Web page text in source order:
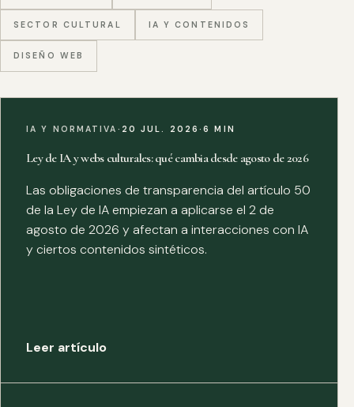
SECTOR CULTURAL IA Y CONTENIDOS
DISEÑO WEB
IA Y NORMATIVA · 20 JUL. 2026·6 MIN
Ley de IA y webs culturales: qué cambia desde agosto de 2026
Las obligaciones de transparencia del artículo 50
de la Ley de IA empiezan a aplicarse el 2 de
agosto de 2026 y afectan a interacciones con IA
y ciertos contenidos sintéticos.
Leer artículo